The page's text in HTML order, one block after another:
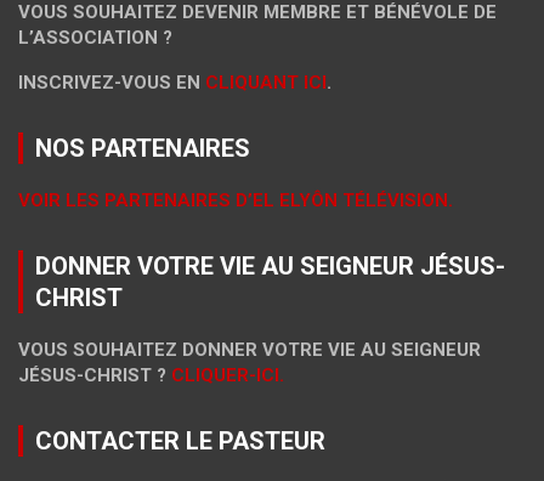
VOUS SOUHAITEZ DEVENIR MEMBRE ET BÉNÉVOLE DE
L’ASSOCIATION ?
INSCRIVEZ-VOUS EN CLIQUANT ICI.
NOS PARTENAIRES
VOIR LES PARTENAIRES D’EL ELYÔN TÉLÉVISION.
DONNER VOTRE VIE AU SEIGNEUR JÉSUS-
CHRIST
VOUS SOUHAITEZ DONNER VOTRE VIE AU SEIGNEUR
JÉSUS-CHRIST ? CLIQUER-ICI.
CONTACTER LE PASTEUR